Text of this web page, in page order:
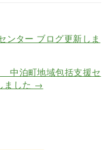
ンター ブログ更新しま
中泊町地域包括支援セ
した →